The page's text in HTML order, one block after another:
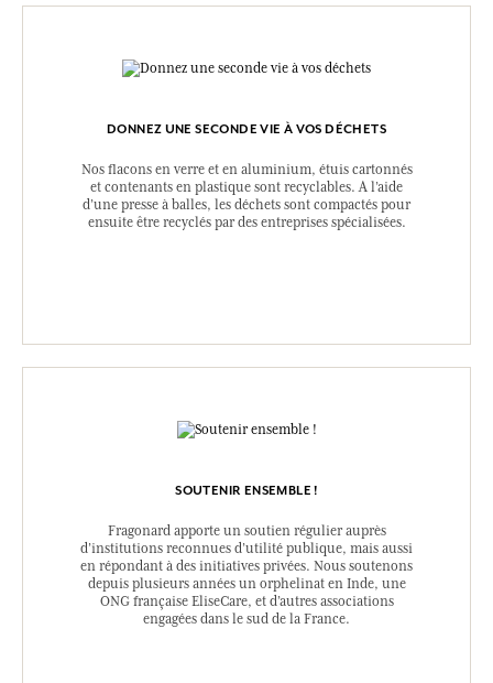
DONNEZ UNE SECONDE VIE À VOS DÉCHETS
Nos flacons en verre et en aluminium, étuis cartonnés
et contenants en plastique sont recyclables. A l’aide
d’une presse à balles, les déchets sont compactés pour
ensuite être recyclés par des entreprises spécialisées.
SOUTENIR ENSEMBLE !
Fragonard apporte un soutien régulier auprès
d’institutions reconnues d’utilité publique, mais aussi
en répondant à des initiatives privées. Nous soutenons
depuis plusieurs années un orphelinat en Inde, une
ONG française EliseCare, et d’autres associations
engagées dans le sud de la France.